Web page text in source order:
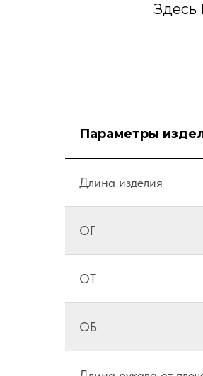
Здесь
Параметры
Длина изделия
ОГ
ОТ
ОБ